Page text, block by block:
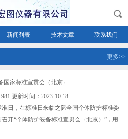
新闻列表 技术文章 联系我们
更多>>
国家标准宣贯会（北京）
更新时间：2023-10-18
日，在标准日来临之际全国个体防护标准委
开“个体防护装备标准宣贯会（北京）”，用